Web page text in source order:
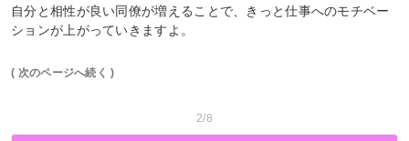
自分と相性が良い同僚が増えることで、きっと仕事へのモチベー
ションが上がっていきますよ。
( 次のページへ続く )
2/8